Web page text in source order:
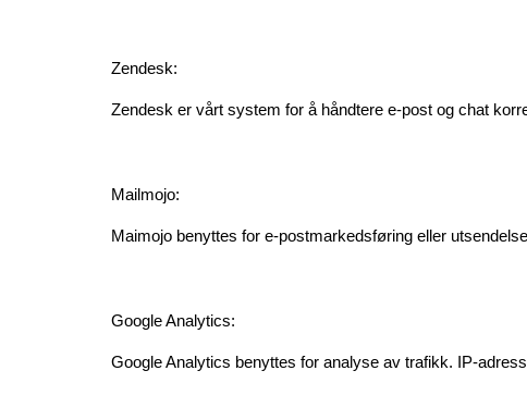
Zendesk:
Zendesk er vårt system for å håndtere e-post og chat
Mailmojo:
Maimojo benyttes for e-postmarkedsføring eller
Google Analytics:
Google Analytics benyttes for analyse av trafikk. IP-